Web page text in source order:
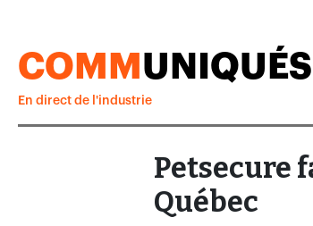
COMM UNIQUÉS
En direct de l'industrie
Petsecure
Québec